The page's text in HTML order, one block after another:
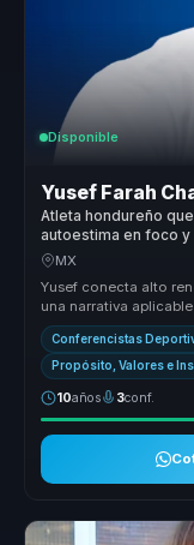
Disponible
Yusef Farah
Atleta hondureño
autoestima en foco
MX
Yusef conecta alto
una narrativa
re...
Conferencistas
Propósito, Valores e
10años 3conf.